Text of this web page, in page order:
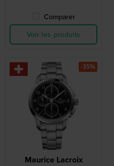
Comparer
Voir les produits
Maurice Lacroix
-35%